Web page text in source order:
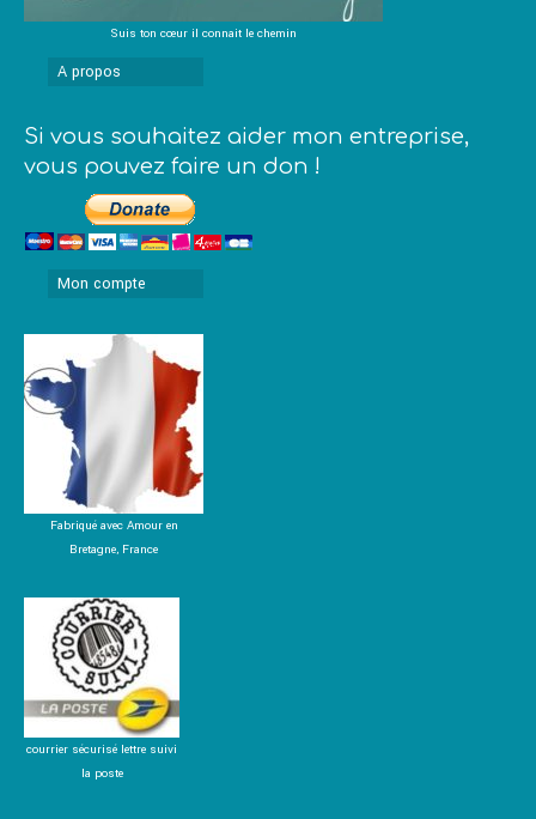
Suis ton cœur il connait le chemin
A propos
Si vous souhaitez aider mon entreprise,
vous pouvez faire un don !
Mon compte
Fabriqué avec Amour en
Bretagne, France
courrier sécurisé lettre suivi
la poste